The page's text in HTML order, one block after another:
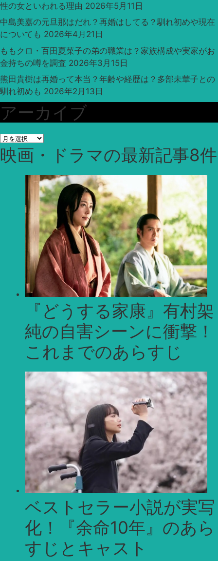
性の女といわれる理由 2026年5月11日
中島美嘉の元旦那はだれ？再婚はしてる？馴れ初めや現在
についても 2026年4月21日
ももクロ・百田夏菜子の弟の職業は？家族構成や実家がお
金持ちの噂を調査 2026年3月15日
熊田貴樹は再婚って本当？年齢や経歴は？多部未華子との
馴れ初めも 2026年2月13日
アーカイブ
ア
ー
カ
映画・ドラマの最新記事8件
『どうする家康』有村架
純の自害シーンに衝撃！
これまでのあらすじ
ベストセラー小説が実写
化！『余命10年』のあら
すじとキャスト